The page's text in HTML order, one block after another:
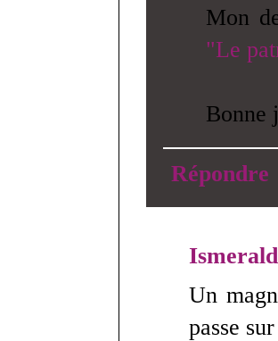
Mon
"Le
Bonne
Répondre
Un
passe